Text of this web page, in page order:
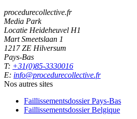
procedurecollective.fr
Media Park
Locatie Heideheuvel H1
Mart Smeetslaan 1
1217 ZE Hilversum
Pays-Bas
T: +31(0)85-3330016
E: info@procedurecollective.fr
Nos autres sites
Faillissementsdossier Pays-Bas
Faillissementsdossier Belgique